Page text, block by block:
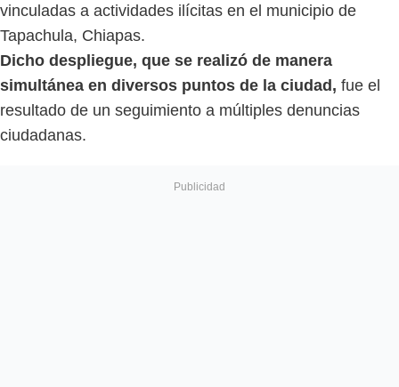
vinculadas a actividades ilícitas en el municipio de
Tapachula, Chiapas.
Dicho despliegue, que se realizó de manera
simultánea en diversos puntos de la ciudad, fue el
resultado de un seguimiento a múltiples denuncias
ciudadanas.